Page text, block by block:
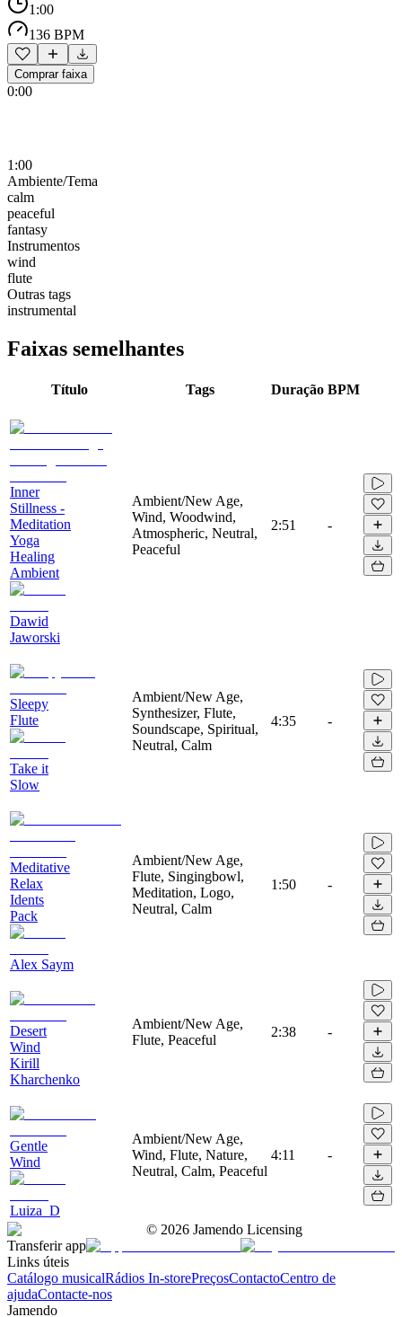
1:00
136 BPM
Comprar faixa
0:00
1:00
Ambiente/Tema
calm
peaceful
fantasy
Instrumentos
wind
flute
Outras tags
instrumental
Faixas semelhantes
Título Tags Duração BPM
Inner
Stillness -
Meditation
Yoga
Healing
Ambient
Dawid
Jaworski
Ambient/New Age,
Wind, Woodwind,
Atmospheric, Neutral,
Peaceful
2:51 -
Sleepy
Flute
Take it
Slow
Ambient/New Age,
Synthesizer, Flute,
Soundscape, Spiritual,
Neutral, Calm
4:35 -
Meditative
Relax
Idents
Pack
Alex Saym
Ambient/New Age,
Flute, Singingbowl,
Meditation, Logo,
Neutral, Calm
1:50 -
Desert
Wind
Kirill
Kharchenko
Ambient/New Age,
Flute, Peaceful
2:38 -
Gentle
Wind
Luiza_D
Ambient/New Age,
Wind, Flute, Nature,
Neutral, Calm, Peaceful
4:11 -
© 2026 Jamendo Licensing
Transferir app
Links úteis
Catálogo musicalRádios In-storePreçosContactoCentro de
ajudaContacte-nos
Jamendo